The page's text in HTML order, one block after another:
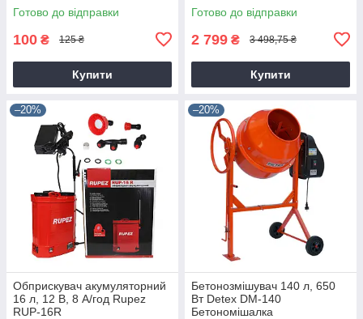
Готово до відправки
100 ₴ 125 ₴
Купити
Готово до відправки
2 799 ₴ 3 498,75 ₴
Купити
–20%
Обприскувач акумуляторний
16 л, 12 В, 8 А/год Rupez
RUP-16R
–20%
Бетонозмішувач 140 л, 650
Вт Detex DM-140
Бетономішалка